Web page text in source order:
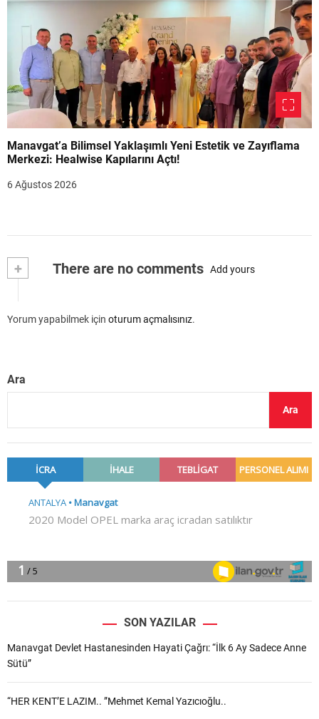
Manavgat’a Bilimsel Yaklaşımlı Yeni Estetik ve Zayıflama
Merkezi: Healwise Kapılarını Açtı!
6 Ağustos 2026
+ There are no comments Add yours
Yorum yapabilmek için oturum açmalısınız.
Ara
Ara
SON YAZILAR
Manavgat Devlet Hastanesinden Hayati Çağrı: “İlk 6 Ay Sadece Anne
Sütü”
“HER KENT’E LAZIM.. ”Mehmet Kemal Yazıcıoğlu..